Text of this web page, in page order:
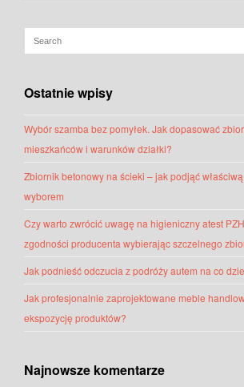
Ostatnie wpisy
Wybór szamba bez pomyłek. Jak dopasować
mieszkańców i warunków działki?
Zbiornik betonowy na ścieki – jak podjąć
wyborem
Czy warto zwrócić uwagę na higieniczny atest
zgodności producenta wybierając szczelnego
Jak podnieść odczucia z podróży autem na co
Jak profesjonalnie zaprojektowane meble
ekspozycję produktów?
Najnowsze komentarze